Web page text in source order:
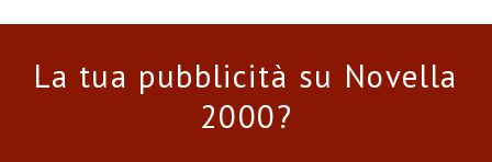
La tua pubblicità su Novella
2000?